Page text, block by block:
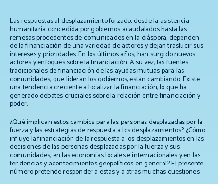
Las respuestas al desplazamiento forzado, desde la asistencia
humanitaria concedida por gobiernos acaudalados hasta las
remesas procedentes de comunidades en la diáspora, dependen
de la financiación de una variedad de actores y dejan traslucir sus
intereses y prioridades. En los últimos años, han surgido nuevos
actores y enfoques sobre la financiación. A su vez, las fuentes
tradicionales de financiación de las ayudas mutuas para las
comunidades, que lideran los gobiernos, están cambiando. Existe
una tendencia creciente a localizar la financiación, lo que ha
generado debates cruciales sobre la relación entre financiación y
poder.
¿Qué implican estos cambios para las personas desplazadas por la
fuerza y las estrategias de respuesta a los desplazamientos? ¿Cómo
influye la financiación de la respuesta a los desplazamientos en las
decisiones de las personas desplazadas por la fuerza y sus
comunidades, en las economías locales e internacionales y en las
tendencias y acontecimientos geopolíticos en general? El presente
número pretende responder a estas y a otras muchas cuestiones.